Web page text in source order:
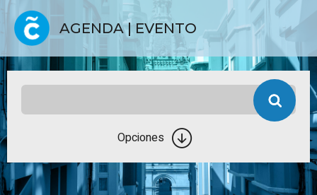
AGENDA | EVENTO
Opciones